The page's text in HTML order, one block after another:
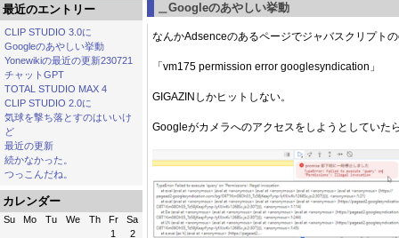
＿Googleのあやしい挙動
なんかAdsenceのあるページでジャバスクリプト
「vm175 permission error googlesyndication」
GIGAZINしかヒットしない。
Googleがカメラへのアクセスをしようとしていた
最近のエントリー
CLIP STUDIO 3.0に
Googleのあやしい挙動
Yonewikiの最近の更新230721
チャットGPT
TOTAL STUDIO MAX 4
CLIP STUDIO 2.0に
気球を撃ち落とすのはいいけ
ど
最近の更新
続かなかった。
つっこんだね。
カレンダー
Su Mo Tu We Th Fr
Sa
1
2